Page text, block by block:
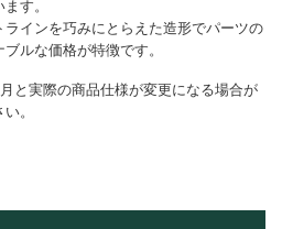
す。
インを巧みにとらえた造形でパーツの
ルな価格が特徴です。
と実際の商品仕様が変更になる場合が
。